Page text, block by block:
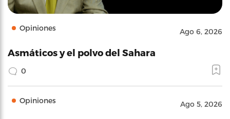
Opiniones Ago 6, 2026
Asmáticos y el polvo del Sahara
0
Opiniones Ago 5, 2026